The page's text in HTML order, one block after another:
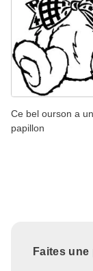
Ce bel ourson a
papillon
Faites